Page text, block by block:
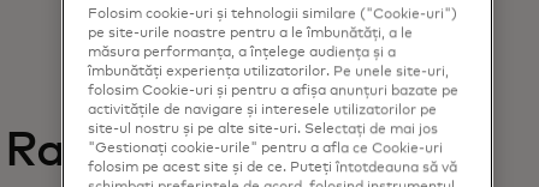
Rapoarte
Folosim cookie-uri și tehnologii similare ("Cookie-uri")
pe site-urile noastre pentru a le îmbunătăți, a le
măsura performanța, a înțelege audiența și a
îmbunătăți experiența utilizatorilor. Pe unele site-uri,
folosim Cookie-uri și pentru a afișa anunțuri bazate pe
activitățile de navigare și interesele utilizatorilor pe
site-ul nostru și pe alte site-uri. Selectați de mai jos
"Gestionați cookie-urile" pentru a afla ce Cookie-uri
folosim pe acest site și de ce. Puteți întotdeauna să vă